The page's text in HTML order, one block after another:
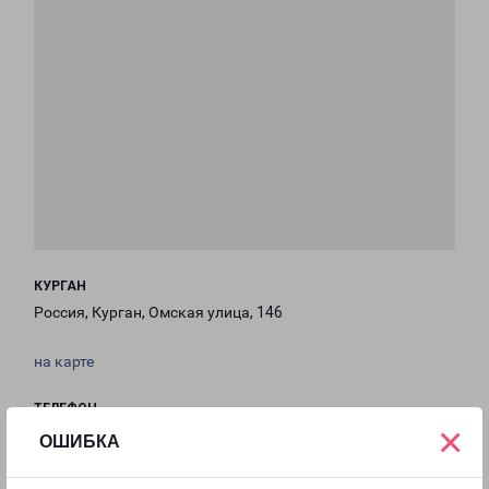
ОШИБКА ×
КУРГАН
Россия, Курган, Омская улица, 146
на карте
ТЕЛЕФОН
+7(3522) 222-319
EMAIL